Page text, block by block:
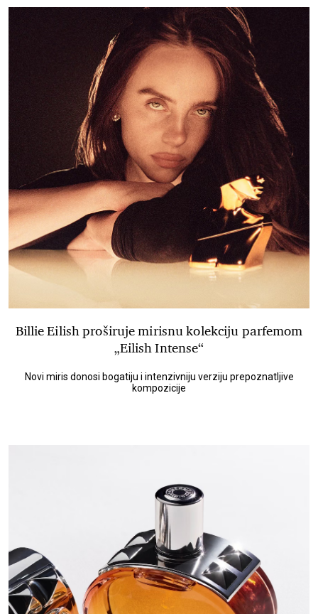
Billie Eilish proširuje mirisnu kolekciju parfemom
„Eilish Intense“
Novi miris donosi bogatiju i intenzivniju verziju prepoznatljive
kompozicije